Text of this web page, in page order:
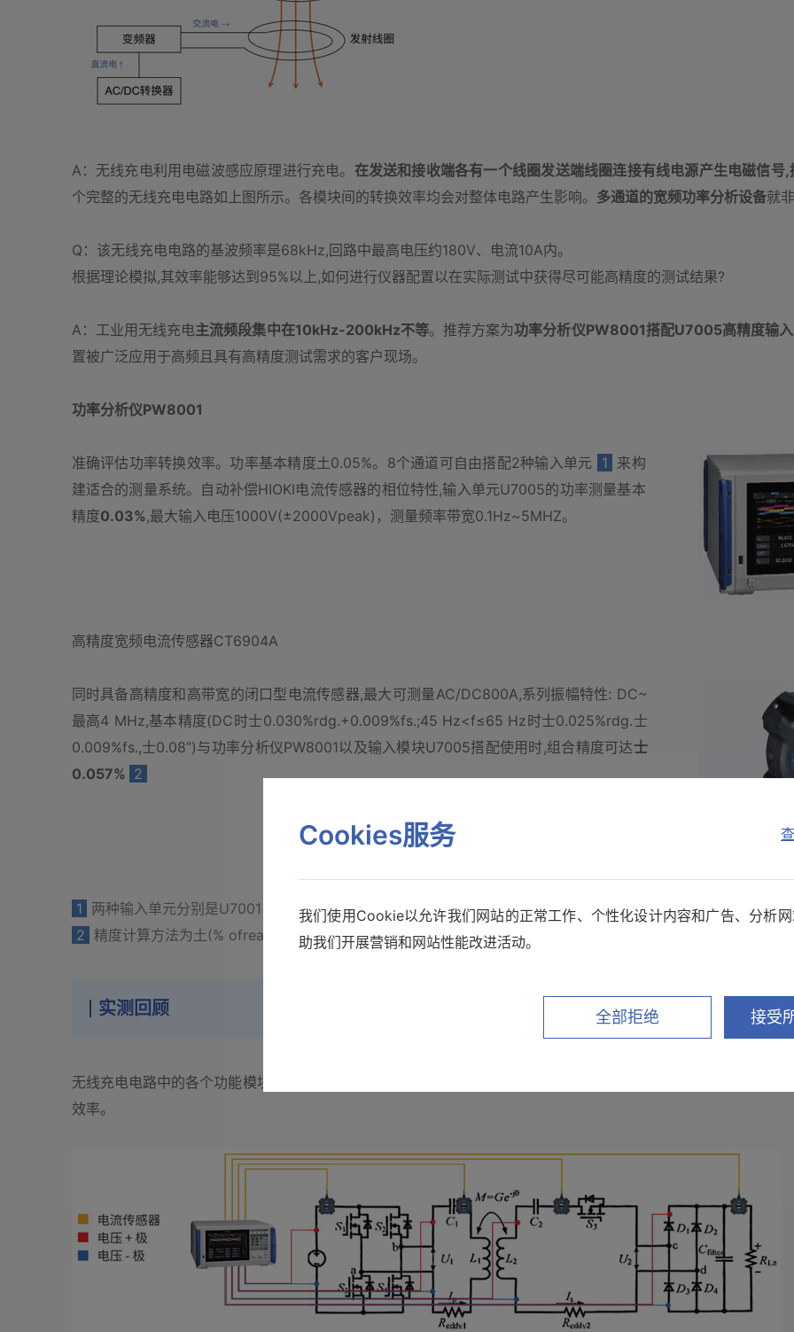
A：无线充电利用电磁波感应原理进行充电。 在发送和接收端各有一个线圈发送端线圈连接有线电源产生电磁信
个完整的无线充电电路如上图所示。各模块间的转换效率均会对整体电路产生影响。 多通道的宽频功率分析设备就
Q：该无线充电电路的基波频率是68kHz,回路中最高电压约180V、电流10A内。
根据理论模拟,其效率能够达到95%以上,如何进行仪器配置以在实际测试中获得尽可能高精度的测试结果?
A：工业用无线充电主流频段集中在10kHz-200kHz不等。推荐方案为功率分析仪PW8001搭配U7005高精度输
置被广泛应用于高频且具有高精度测试需求的客户现场。
功率分析仪PW8001
准确评估功率转换效率。功率基本精度土0.05%。8个通道可自由搭配2种输入单元 1 来构
建适合的测量系统。自动补偿HIOKI电流传感器的相位特性,输入单元U7005的功率测量基本
精度0.03%,最大输入电压1000V(±2000Vpeak)，测量频率带宽0.1Hz~5MHZ。
高精度宽频电流传感器CT6904A
同时具备高精度和高带宽的闭口型电流传感器,最大可测量AC/DC800A,系列振幅特性: DC~
最高4 MHz,基本精度(DC时士0.030%rdg.+0.009%fs.;45 Hz<f≤65 Hz时士0.025%rdg.士
0.009%fs.,士0.08”)与功率分析仪PW8001以及输入模块U7005搭配使用时,组合精度可达士
0.057% 2
1 两种输入单元分别是U7001以及U7005,具体参数请至日置官网查询。
2 精度计算方法为土(% ofreading+% ofrange),其中range 为主机当前使用的量程
实测回顾
无线充电电路中的各个功能模块一般可分为电源输入端-线圈发射端-线圈接收端-负载输入端。在各端分别连接电
效率。
Cookies服务
我们使用Cookie以允许我们网站的正常工作、个性化设计内容和广告、分析
助我们开展营销和网站性能改进活动。
全部拒绝 接受